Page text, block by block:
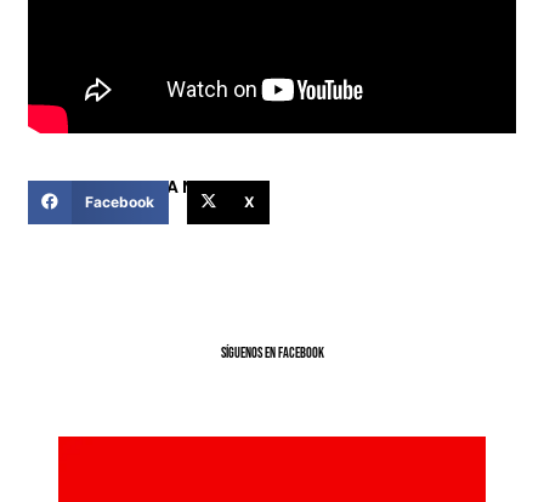
COMPARTIR ESTA NOTICIA
Facebook X
SíGUENOS EN FACEBOOK